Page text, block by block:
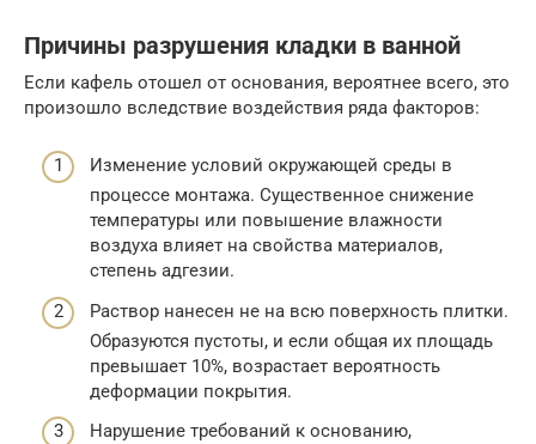
Причины разрушения кладки в ванной
Если кафель отошел от основания, вероятнее всего, это
произошло вследствие воздействия ряда факторов:
Изменение условий окружающей среды в
процессе монтажа. Существенное снижение
температуры или повышение влажности
воздуха влияет на свойства материалов,
степень адгезии.
Раствор нанесен не на всю поверхность плитки.
Образуются пустоты, и если общая их площадь
превышает 10%, возрастает вероятность
деформации покрытия.
Нарушение требований к основанию,